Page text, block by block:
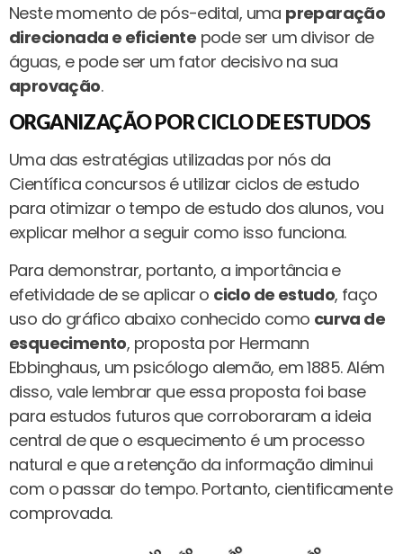
Neste momento de pós-edital, uma preparação
direcionada e eficiente pode ser um divisor de
águas, e pode ser um fator decisivo na sua
aprovação.
ORGANIZAÇÃO POR CICLO DE ESTUDOS
Uma das estratégias utilizadas por nós da
Científica concursos é utilizar ciclos de estudo
para otimizar o tempo de estudo dos alunos, vou
explicar melhor a seguir como isso funciona.
Para demonstrar, portanto, a importância e
efetividade de se aplicar o ciclo de estudo, faço
uso do gráfico abaixo conhecido como curva de
esquecimento, proposta por Hermann
Ebbinghaus, um psicólogo alemão, em 1885. Além
disso, vale lembrar que essa proposta foi base
para estudos futuros que corroboraram a ideia
central de que o esquecimento é um processo
natural e que a retenção da informação diminui
com o passar do tempo. Portanto, cientificamente
comprovada.